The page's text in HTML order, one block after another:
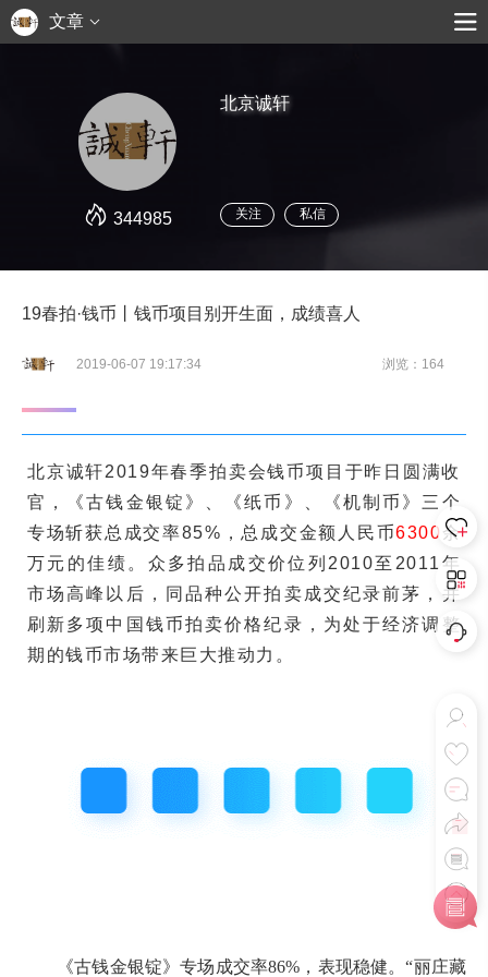
文章
344985
北京诚轩
关注 私信
19春拍·钱币丨钱币项目别开生面，成绩喜人
2019-06-07 19:17:34 浏览：164
北京诚轩2019年春季拍卖会钱币项目于昨日圆满收
官，《古钱金银锭》、《纸币》、《机制币》三个
专场斩获总成交率85%，总成交金额人民币6300 余
万元的佳绩。众多拍品成交价位列2010至2011年
市场高峰以后，同品种公开拍卖成交纪录前茅，并
刷新多项中国钱币拍卖价格纪录，为处于经济调整
期的钱币市场带来巨大推动力。
《古钱金银锭》专场成交率86%，表现稳健。“丽庄藏